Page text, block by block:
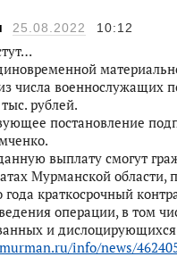
25.08.2022 10:12
числа военнослужащих
рублей.
постановление
выплату смогут
Мурманской области,
года краткосрочный
операции, в том
и
info/news/